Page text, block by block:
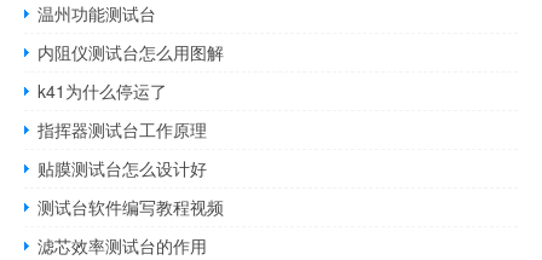
温州功能测试台
内阻仪测试台怎么用图解
k41为什么停运了
指挥器测试台工作原理
贴膜测试台怎么设计好
测试台软件编写教程视频
滤芯效率测试台的作用